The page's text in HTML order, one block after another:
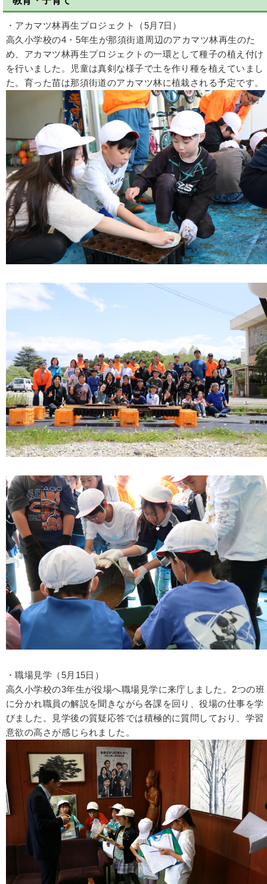
・アカマツ林再生プロジェクト（5月7日）
高久小学校の4・5年生が那須街道周辺のアカマツ林再生のた
め、アカマツ林再生プロジェクトの一環として種子の植え付け
を行いました。児童は真剣な様子で土を作り種を植えていまし
た。育った苗は那須街道のアカマツ林に植栽される予定です。
・職場見学（5月15日）
高久小学校の3年生が役場へ職場見学に来庁しました。2つの班
に分かれ職員の解説を聞きながら各課を回り、役場の仕事を学
びました。見学後の質疑応答では積極的に質問しており、学習
意欲の高さが感じられました。